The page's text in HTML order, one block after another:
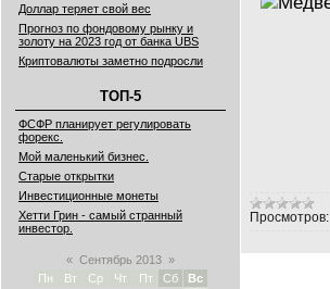
Доллар теряет свой вес
Прогноз по фондовому рынку и
золоту на 2023 год от банка UBS
Криптовалюты заметно подросли
ТОП-5
ФСФР планирует регулировать
форекс.
Мой маленький бизнес.
Старые открытки
Инвестиционные монеты
Хетти Грин - самый странный
инвестор.
« Сентябрь 2013 »
Пн
Вт Ср Чт Пт Сб
Вс
Просмотров: